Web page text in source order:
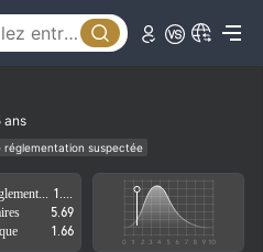
l'instant.
ans
réglementation suspectée
suspectée
Risque élevé potentiel
5.69
1.66